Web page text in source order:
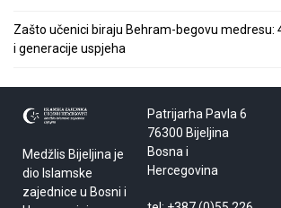
Zašto učenici biraju Behram-begovu medresu:
i generacije uspjeha
Medžlis Bijeljina je
dio Islamske
zajednice u Bosni i
Patrijarha Pavla 6
76300 Bijeljina
Bosna i
Hercegovina